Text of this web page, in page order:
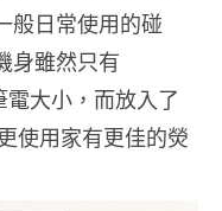
般日常使用的碰
身雖然只有
大小，而放入了
使用家有更佳的熒